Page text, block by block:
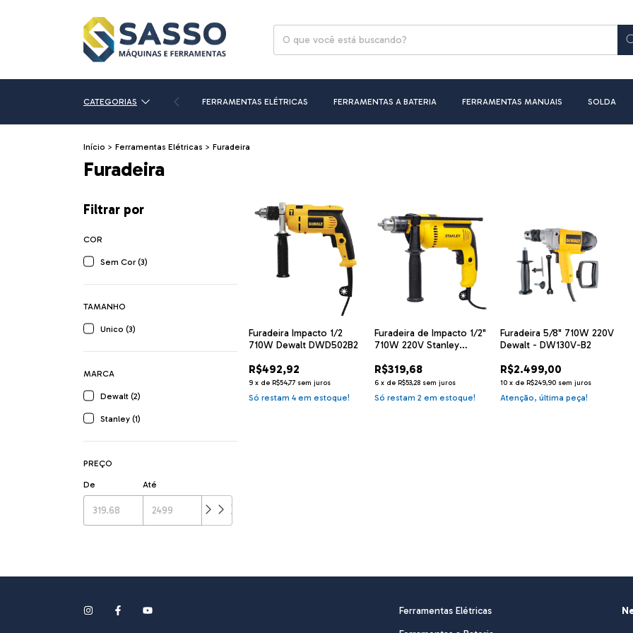
CATEGORIAS FERRAMENTAS ELÉTRICAS FERRAMENTAS A BATERIA FERRAMENTAS MANUAIS SOLDA
Início > Ferramentas Elétricas > Furadeira
Furadeira
Filtrar por
COR
Sem Cor (3)
TAMANHO
Unico (3)
MARCA
Dewalt (2)
Stanley (1)
PREÇO
De Até
Furadeira Impacto 1/2
710W Dewalt DWD502B2
R$492,92
9 x deR$54,77 sem juros
Só restam4em estoque!
Furadeira de Impacto 1/2"
710W 220V Stanley
R$319,68
6 x deR$53,28 sem juros
Só restam2 em estoque!
Furadeira 5/8" 710W 220V
Dewalt - DW130V-B2
R$2.499,00
10 x deR$249,90 sem juros
Atenção, última peça!
Ferramentas Elétricas